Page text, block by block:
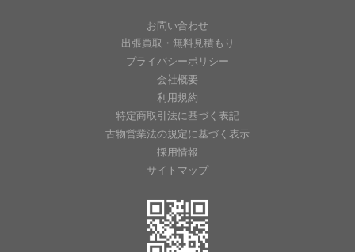
お問い合わせ
出張買取・無料見積もり
プライバシーポリシー
会社概要
利用規約
特定商取引法に基づく表記
古物営業法の規定に基づく表示
採用情報
サイトマップ